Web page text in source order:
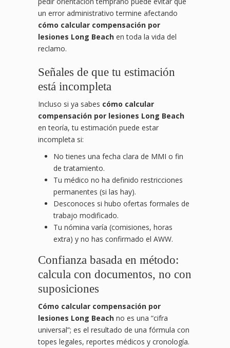
un error administrativo termine afectando
cómo calcular compensación por
lesiones Long Beach en toda la vida del
reclamo.
Señales de que tu estimación
está incompleta
Incluso si ya sabes cómo calcular
compensación por lesiones Long Beach
en teoría, tu estimación puede estar
incompleta si:
No tienes una fecha clara de MMI o fin
de tratamiento.
Tu médico no ha definido restricciones
permanentes (si las hay).
Desconoces si hubo ofertas formales de
trabajo modificado.
Tu nómina varía (comisiones, horas
extra) y no has confirmado el AWW.
Confianza basada en método:
calcula con documentos, no con
suposiciones
Cómo calcular compensación por
lesiones Long Beach no es una “cifra
universal”; es el resultado de una fórmula con
topes legales, reportes médicos y cronología.